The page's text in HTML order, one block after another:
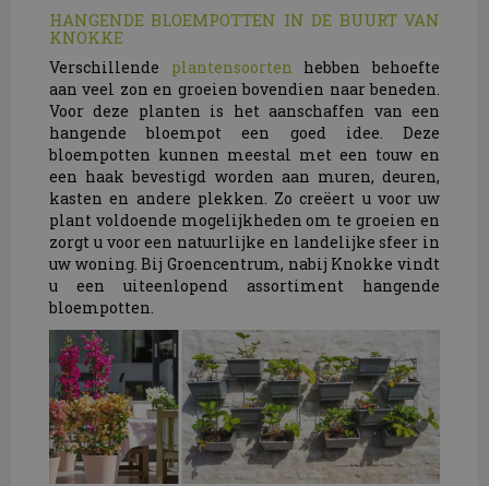
HANGENDE BLOEMPOTTEN IN DE BUURT VAN
KNOKKE
Verschillende plantensoorten hebben behoefte
aan veel zon en groeien bovendien naar beneden.
Voor deze planten is het aanschaffen van een
hangende bloempot een goed idee. Deze
bloempotten kunnen meestal met een touw en
een haak bevestigd worden aan muren, deuren,
kasten en andere plekken. Zo creëert u voor uw
plant voldoende mogelijkheden om te groeien en
zorgt u voor een natuurlijke en landelijke sfeer in
uw woning. Bij Groencentrum, nabij Knokke vindt
u een uiteenlopend assortiment hangende
bloempotten.